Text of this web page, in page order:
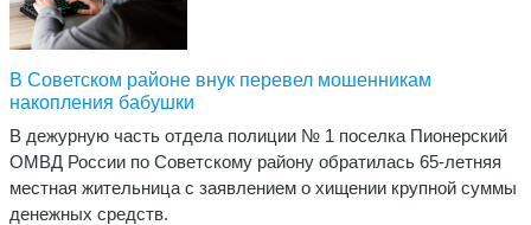
В Советском районе внук перевел мошенникам
накопления бабушки
​В дежурную часть отдела полиции № 1 поселка Пионерский
ОМВД России по Советскому району обратилась 65-летняя
местная жительница с заявлением о хищении крупной суммы
денежных средств.